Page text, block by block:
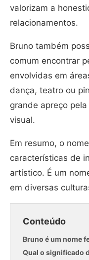
valorizam a
relacionamentos.
Bruno também
comum encontrar
envolvidas em
dança, teatro ou
grande apreço
visual.
Em resumo, o
características de
artístico. É um
em diversas
Conteúdo
Bruno é um nome
Qual o significado